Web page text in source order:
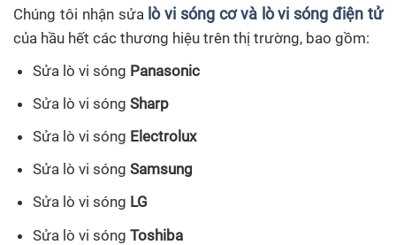
Chúng tôi nhận sửa lò vi sóng cơ và lò vi sóng điện tử
của hầu hết các thương hiệu trên thị trường, bao gồm:
Sửa lò vi sóng Panasonic
Sửa lò vi sóngSharp
Sửa lò vi sóng Electrolux
Sửa lò vi sóngSamsung
Sửa lò vi sóng LG
Sửa lò vi sóngToshiba